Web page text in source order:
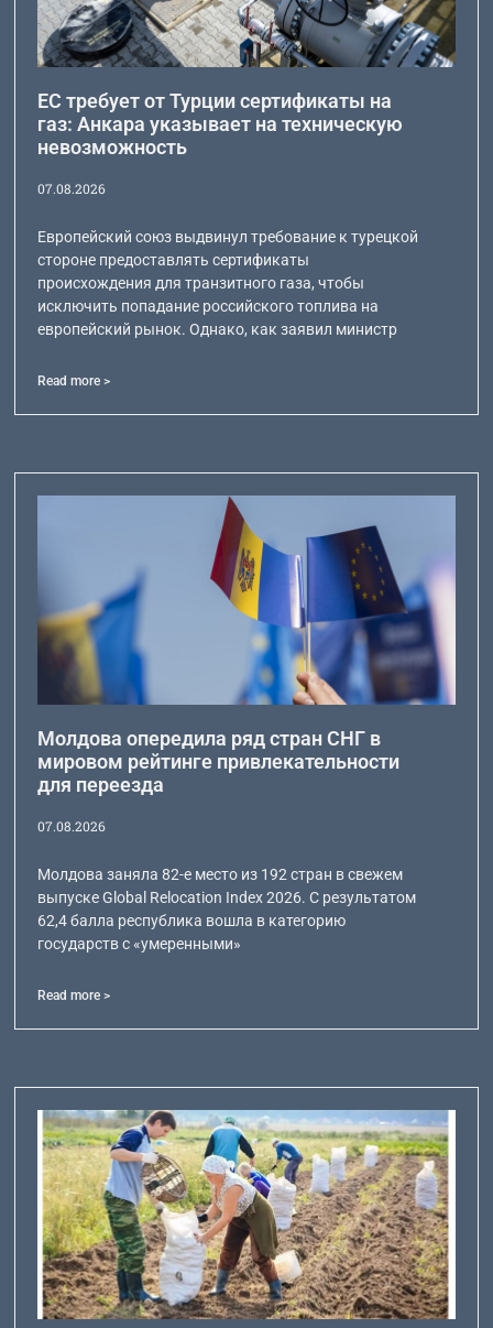
ЕС требует от Турции сертификаты на
газ: Анкара указывает на техническую
невозможность
07.08.2026
Европейский союз выдвинул требование к турецкой
стороне предоставлять сертификаты
происхождения для транзитного газа, чтобы
исключить попадание российского топлива на
европейский рынок. Однако, как заявил министр
Read more >
Молдова опередила ряд стран СНГ в
мировом рейтинге привлекательности
для переезда
07.08.2026
Молдова заняла 82-е место из 192 стран в свежем
выпуске Global Relocation Index 2026. С результатом
62,4 балла республика вошла в категорию
государств с «умеренными»
Read more >